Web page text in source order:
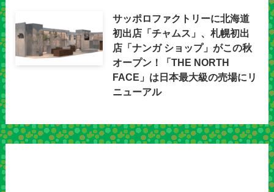
サッポロファクトリーに北海道
初出店「チャムス」、札幌初出
店「ナンガ ショップ」がこの秋
オープン！「THE NORTH
FACE」は日本最大級の売場にリ
ニューアル